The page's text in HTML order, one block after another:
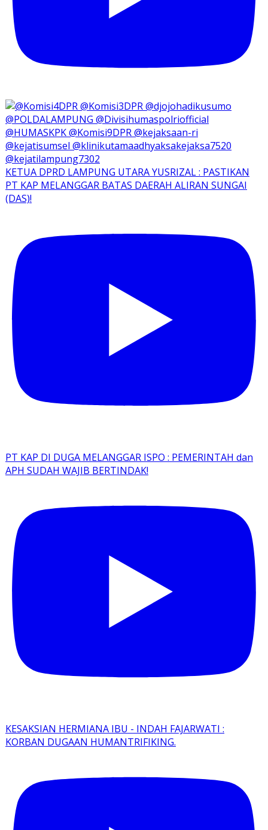
KETUA DPRD LAMPUNG UTARA YUSRIZAL : PASTIKAN
PT KAP MELANGGAR BATAS DAERAH ALIRAN SUNGAI
(DAS)!
PT KAP DI DUGA MELANGGAR ISPO : PEMERINTAH dan
APH SUDAH WAJIB BERTINDAK!
KESAKSIAN HERMIANA IBU - INDAH FAJARWATI :
KORBAN DUGAAN HUMANTRIFIKING.